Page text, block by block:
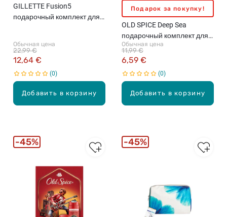
Добавить в корзину
GILLETTE Fusion5
подарочный комплект для
Обычная цена
12,64 €
22,99 €
0
Добавить в корзину
Подарок за покупку!
OLD SPICE Deep Sea
подарочный комплект для
мужчин
Обычная цена
6,59 €
11,99 €
0
45% 45%